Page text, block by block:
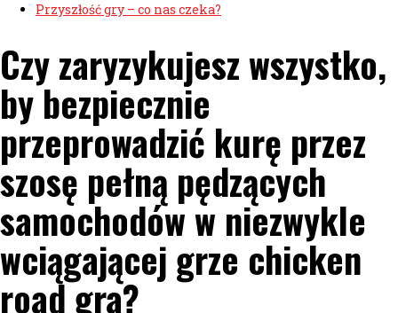
Przyszłość gry – co nas czeka?
Czy zaryzykujesz wszystko,
by bezpiecznie
przeprowadzić kurę przez
szosę pełną pędzących
samochodów w niezwykle
wciągającej grze chicken
road gra?